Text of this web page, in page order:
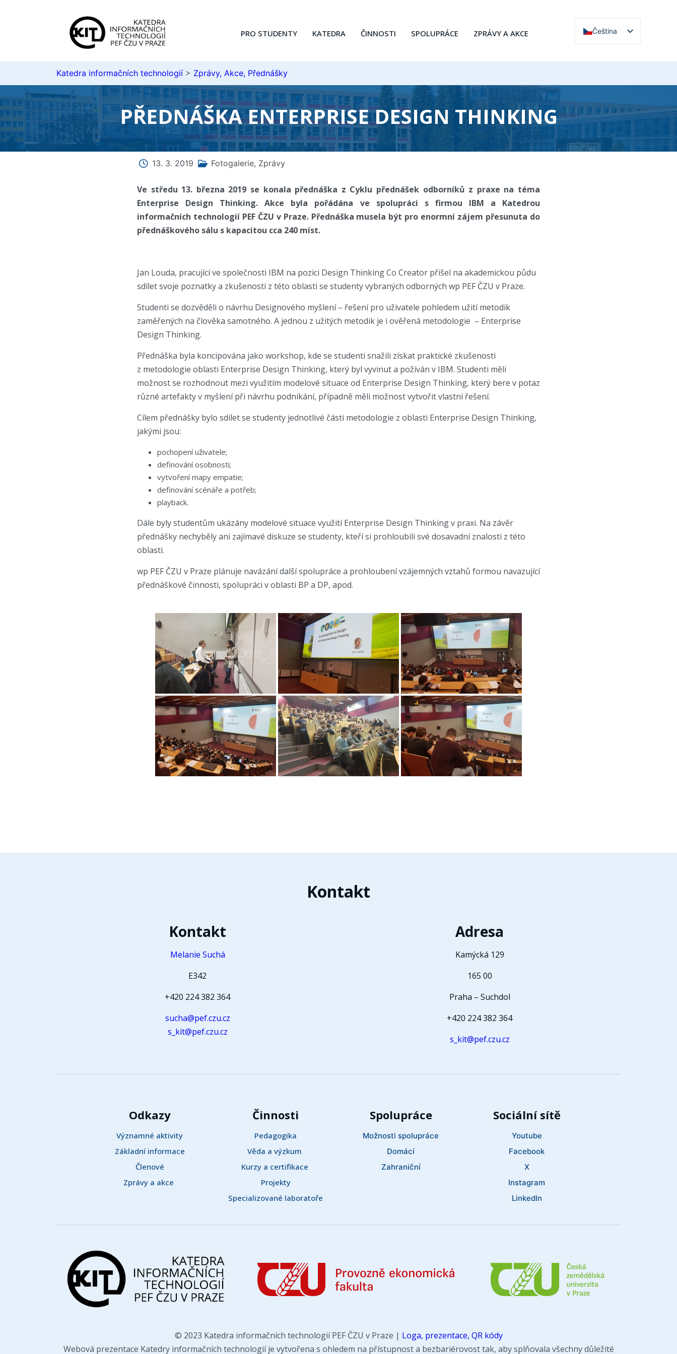
PRO STUDENTY KATEDRA ČINNOSTI SPOLUPRÁCE ZPRÁVY A AKCE
Čeština
English
Katedra informačních technologií > Zprávy, Akce, Přednášky
PŘEDNÁŠKA ENTERPRISE DESIGN THINKING
13. 3. 2019 Fotogalerie, Zprávy
Ve středu 13. března 2019 se konala přednáška z Cyklu přednášek odborníků z praxe na téma
Enterprise Design Thinking. Akce byla pořádána ve spolupráci s firmou IBM a Katedrou
informačních technologií PEF ČZU v Praze. Přednáška musela být pro enormní zájem přesunuta do
přednáškového sálu s kapacitou cca 240 míst.
Jan Louda, pracující ve společnosti IBM na pozici Design Thinking Co Creator přišel na akademickou půdu
sdílet svoje poznatky a zkušenosti z této oblasti se studenty vybraných odborných wp PEF ČZU v Praze.
Studenti se dozvěděli o návrhu Designového myšlení – řešení pro uživatele pohledem užití metodik
zaměřených na člověka samotného. A jednou z užitých metodik je i ověřená metodologie – Enterprise
Design Thinking.
Přednáška byla koncipována jako workshop, kde se studenti snažili získat praktické zkušenosti
z metodologie oblasti Enterprise Design Thinking, který byl vyvinut a požíván v IBM. Studenti měli
možnost se rozhodnout mezi využitím modelové situace od Enterprise Design Thinking, který bere v potaz
různé artefakty v myšlení při návrhu podnikání, případně měli možnost vytvořit vlastní řešení.
Cílem přednášky bylo sdílet se studenty jednotlivé části metodologie z oblasti Enterprise Design Thinking,
jakými jsou:
pochopení uživatele;
definování osobnosti;
vytvoření mapy empatie;
definování scénáře a potřeb;
playback.
Dále byly studentům ukázány modelové situace využití Enterprise Design Thinking v praxi. Na závěr
přednášky nechyběly ani zajímavé diskuze se studenty, kteří si prohloubili své dosavadní znalosti z této
oblasti.
wp PEF ČZU v Praze plánuje navázání další spolupráce a prohloubení vzájemných vztahů formou navazující
přednáškové činnosti, spolupráci v oblasti BP a DP, apod.
Kontakt
Kontakt
Melanie Suchá
E342
+420 224 382 364
sucha@pef.czu.cz
s_kit@pef.czu.cz
Adresa
Kamýcká 129
165 00
Praha – Suchdol
+420 224 382 364
s_kit@pef.czu.cz
Odkazy
Významné aktivity
Základní informace
Členové
Zprávy a akce
Činnosti
Pedagogika
Věda a výzkum
Kurzy a certifikace
Projekty
Specializované laboratoře
Spolupráce
Možnosti spolupráce
Domácí
Zahraniční
Sociální sítě
Youtube
Facebook
X
Instagram
LinkedIn
© 2023 Katedra informačních technologií PEF ČZU v Praze | Loga, prezentace, QR kódy
Webová prezentace Katedry informačních technologií je vytvořena s ohledem na přístupnost a bezbariérovost tak, aby splňovala všechny důležité